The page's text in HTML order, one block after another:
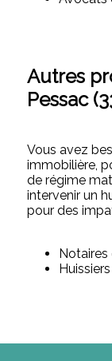
Autres
Pessac
Vous avez
immobilière,
de régime
intervenir un
pour des
Notaires